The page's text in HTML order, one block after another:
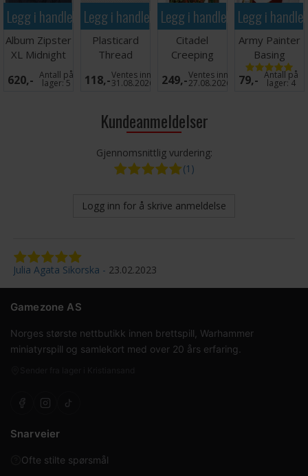
Legg i handlekurven
Album Zipster
XL Midnight
Blue 24-
pocket
620,- Antall på
lager:5
Legg i handlekurven
Plasticard
Thread
Double
Diamond
118,-Ventes inn
31.08.2026
Legg i handlekurven
Citadel
Creeping
Vines
249,-Ventes inn
27.08.2026
Legg i
Army Painter
Basing
Battlefield
Snow
79,- Antall på
lager:4
Kundeanmeldelser
Gjennomsnittlig vurdering:
(1)
Logg inn for å skrive anmeldelse
Julia Agata Sikorska 23.02.2023
Gamezone AS
Norges største nettbutikk innen brettspill, Warhammer
miniatyrspill og samlekort med over 20 års erfaring.
Snarveier
Ofte stilte spørsmål